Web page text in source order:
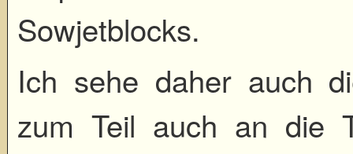
Sowjetblocks.
Ich sehe daher auch
zum Teil auch an die